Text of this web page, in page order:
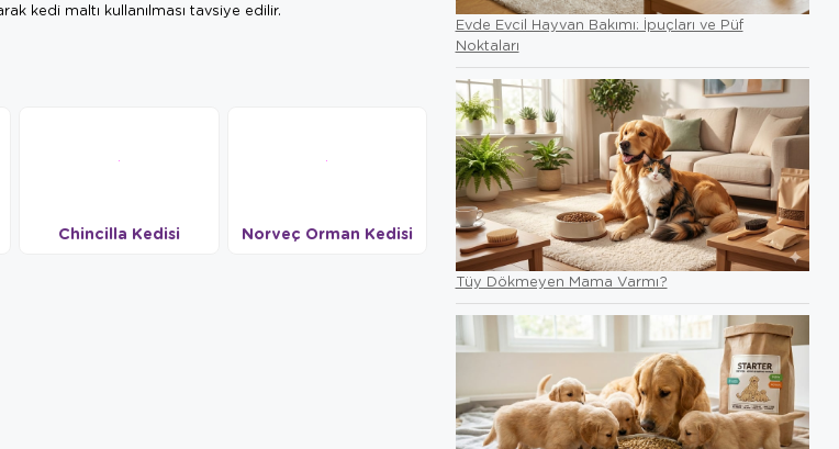
kedi maltı kullanılması tavsiye edilir.
Chincilla Kedisi Norveç Orman Kedisi Chincilla Kedisi Norveç Orman Kedisi
Evde Evcil Hayvan Bakımı: İpuçları ve Püf
Noktaları
Tüy Dökmeyen Mama Varmı?